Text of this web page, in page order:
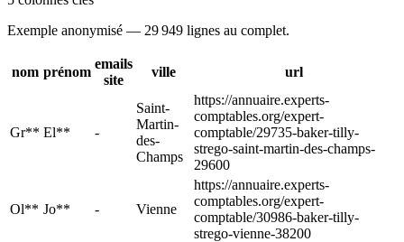
Exemple anonymisé — 29 949 lignes au complet.
nom prénom
emails
site
ville url
Gr** El** -
Saint-
Martin-
des-
Champs
https://annuaire.experts-
comptables.org/expert-
comptable/29735-baker-tilly-
strego-saint-martin-des-champs-
29600
Ol** Jo** - Vienne
https://annuaire.experts-
comptables.org/expert-
comptable/30986-baker-tilly-
strego-vienne-38200